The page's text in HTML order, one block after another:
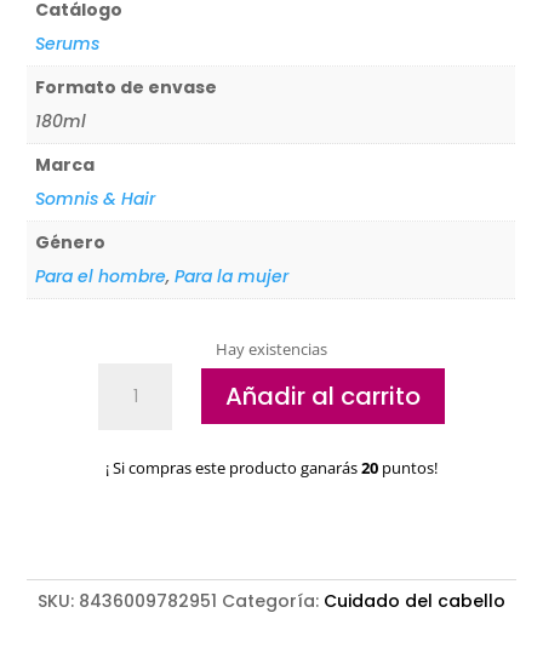
Catálogo
Serums
Formato de envase
180ml
Marca
Somnis & Hair
Género
Para el hombre,Para la mujer
Hay existencias
cabellos
Somnis
Añadir al carrito
¡ Si compras este producto ganarás20 puntos!
SKU: 8436009782951 Categoría: Cuidado del cabello